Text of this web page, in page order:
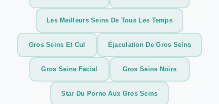
Les Meilleurs Seins De Tous Les Temps
Gros Seins Et Cul Éjaculation De Gros Seins
Gros Seins Facial Gros Seins Noirs
Star Du Porno Aux Gros Seins